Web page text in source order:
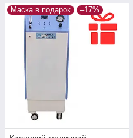
Маска в подарок –17%